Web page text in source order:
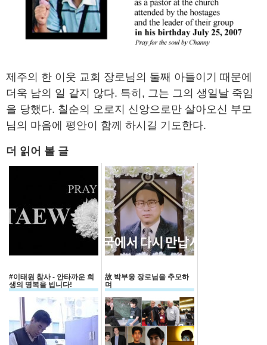
제주의 한 이웃 교회 장로님의 둘째 아들이기 때문에
더욱 남의 일 같지 않다. 특히, 그는 그의 생일날 죽임
을 당했다. 칠순의 오로지 신앙으로만 살아오신 부모
님의 마음에 평안이 함께 하시길 기도한다.
더 읽어 볼 글
#이태원 참사 - 안타까운 희
생의 명복을 빕니다!
故 박부웅 장로님을 추모하
며